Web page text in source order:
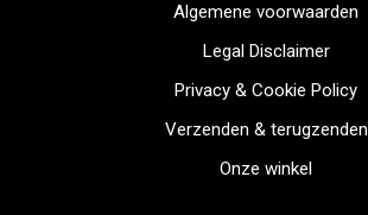
Algemene voorwaarden
Legal Disclaimer
Privacy & Cookie Policy
Verzenden & terugzenden
Onze winkel